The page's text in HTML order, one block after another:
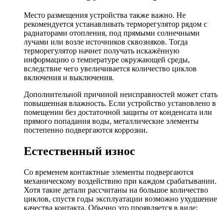
Место размещения устройства также важно. Не
рекомендуется устанавливать терморегулятор рядом с
радиаторами отопления, под прямыми солнечными
лучами или возле источников сквозняков. Тогда
терморегулятор начнет получать искажённую
информацию о температуре окружающей среды,
вследствие чего увеличивается количество циклов
включения и выключения.
Дополнительной причиной неисправностей может стать
повышенная влажность. Если устройство установлено в
помещении без достаточной защиты от конденсата или
прямого попадания воды, металлические элементы
постепенно подвергаются коррозии.
Естественный износ
Со временем контактные элементы подвергаются
механическому воздействию при каждом срабатывании.
Хотя такие детали рассчитаны на большое количество
циклов, спустя годы эксплуатации возможно ухудшение
качества контакта. Обычно это проявляется в виде: